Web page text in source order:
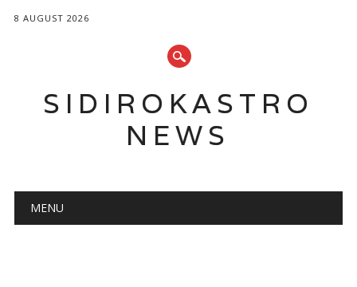
8 AUGUST 2026
SIDIROKASTRO
NEWS
Main menu
MENU